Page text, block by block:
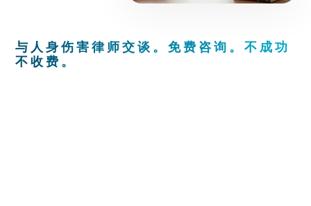
与人身伤害律师交谈。免费咨询。不成功
不收费。